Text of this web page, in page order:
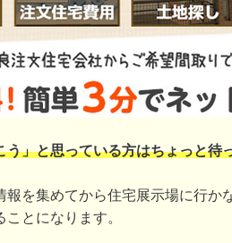
う」と思っている方はちょっと待
報を集めてから住宅展示場に行か
とになります。